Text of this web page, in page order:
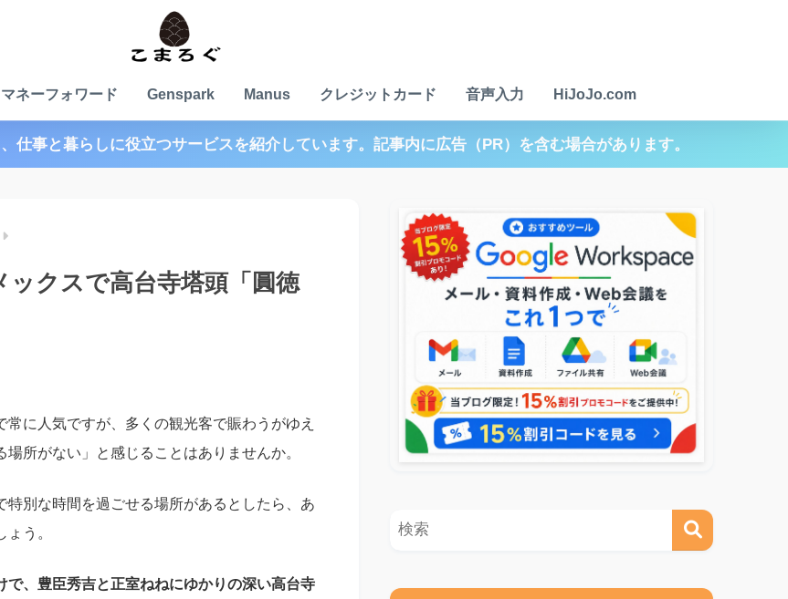
マネーフォワード Genspark Manus クレジットカード 音声入力 HiJoJo.com
仕事と暮らしに役立つサービスを紹介しています。記事内に広告（PR）を含む場合があります。
クスで高台寺塔頭「圓徳
に人気ですが、多くの観光客で賑わうがゆえ
所がない」と感じることはありませんか。
別な時間を過ごせる場所があるとしたら、あ
う。
で、豊臣秀吉と正室ねねにゆかりの深い高台寺